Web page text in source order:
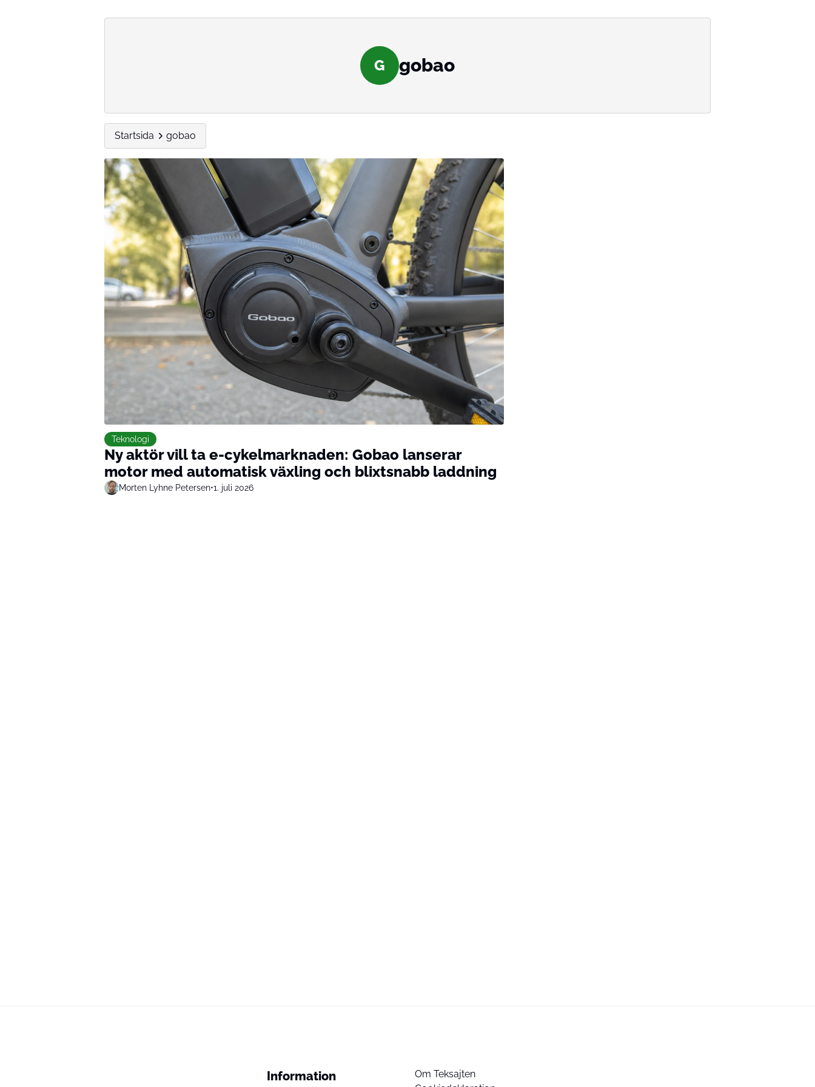
G gobao
Startsida gobao
Teknologi
Ny aktör vill ta e-cykelmarknaden: Gobao lanserar
motor med automatisk växling och blixtsnabb laddning
Morten Lyhne Petersen•1. juli 2026
Information
Om Teksajten